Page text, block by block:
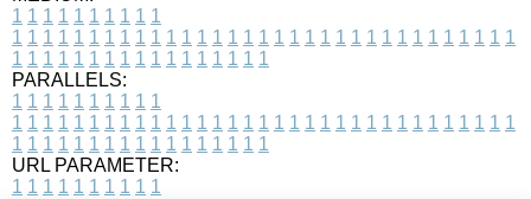
1 1 1 1 1 1 1 1 1 1
1 1 1 1 1 1 1 1 1 1 1 1 1 1 1 1 1 1 1 1 1 1 1 1 1 1 1 1 1 1 1 1 1
1 1 1 1 1 1 1 1 1 1 1 1 1 1 1 1 1
PARALLELS:
1 1 1 1 1 1 1 1 1 1
1 1 1 1 1 1 1 1 1 1 1 1 1 1 1 1 1 1 1 1 1 1 1 1 1 1 1 1 1 1 1 1 1
1 1 1 1 1 1 1 1 1 1 1 1 1 1 1 1 1
URL PARAMETER:
1 1 1 1 1 1 1 1 1 1